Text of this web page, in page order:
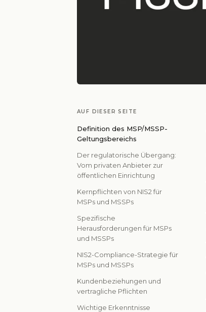
AUF DIESER SEITE
Definition des MSP/MSSP-
Geltungsbereichs
Der regulatorische Übergang:
Vom privaten Anbieter zur
öffentlichen Einrichtung
Kernpflichten von NIS2 für
MSPs und MSSPs
Spezifische
Herausforderungen für MSPs
und MSSPs
NIS2-Compliance-Strategie für
MSPs und MSSPs
Kundenbeziehungen und
vertragliche Pflichten
Wichtige Erkenntnisse